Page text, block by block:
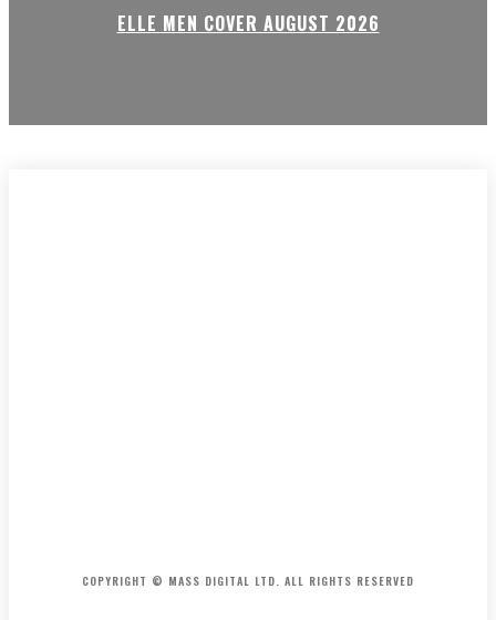
ELLE MEN COVER AUGUST 2026
COPYRIGHT © MASS DIGITAL LTD. ALL RIGHTS RESERVED